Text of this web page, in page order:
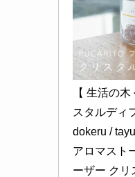
【 生活の
スタルディ
dokeru /
アロマスト
ーザー クリ